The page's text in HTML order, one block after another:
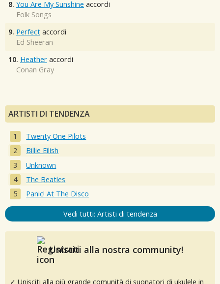
8. You Are My Sunshine accordi
Folk Songs
9. Perfect accordi
Ed Sheeran
10. Heather accordi
Conan Gray
ARTISTI DI TENDENZA
Twenty One Pilots
Billie Eilish
Unknown
The Beatles
Panic! At The Disco
Vedi tutti: Artisti di tendenza
Unisciti alla nostra community!
✓ Unisciti alla più grande comunità di suonatori di ukulele in